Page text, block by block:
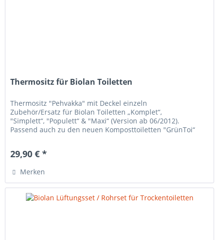
Thermositz für Biolan Toiletten
Thermositz "Pehvakka" mit Deckel einzeln
Zubehör/Ersatz für Biolan Toiletten „Komplet“,
"Simplett“, "Populett“ & "Maxi“ (Version ab 06/2012).
Passend auch zu den neuen Komposttoiletten "GrünToi“
29,90 € *
Merken